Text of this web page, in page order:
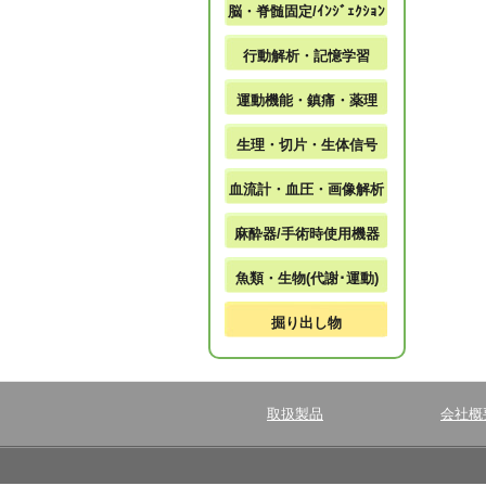
脳・脊髄固定/ｲﾝｼﾞｪｸｼｮﾝ
行動解析・記憶学習
運動機能・鎮痛・薬理
生理・切片・生体信号
血流計・血圧・画像解析
麻酔器/手術時使用機器
魚類・生物(代謝･運動)
掘り出し物
取扱製品 会社概